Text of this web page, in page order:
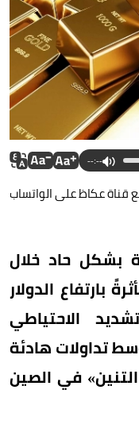
--:--
قناة عكاظ على الواتساب
بشكل حاد خلال
بارتفاع الدولار
الاحتياطي
تداولات هادئة
في الصين